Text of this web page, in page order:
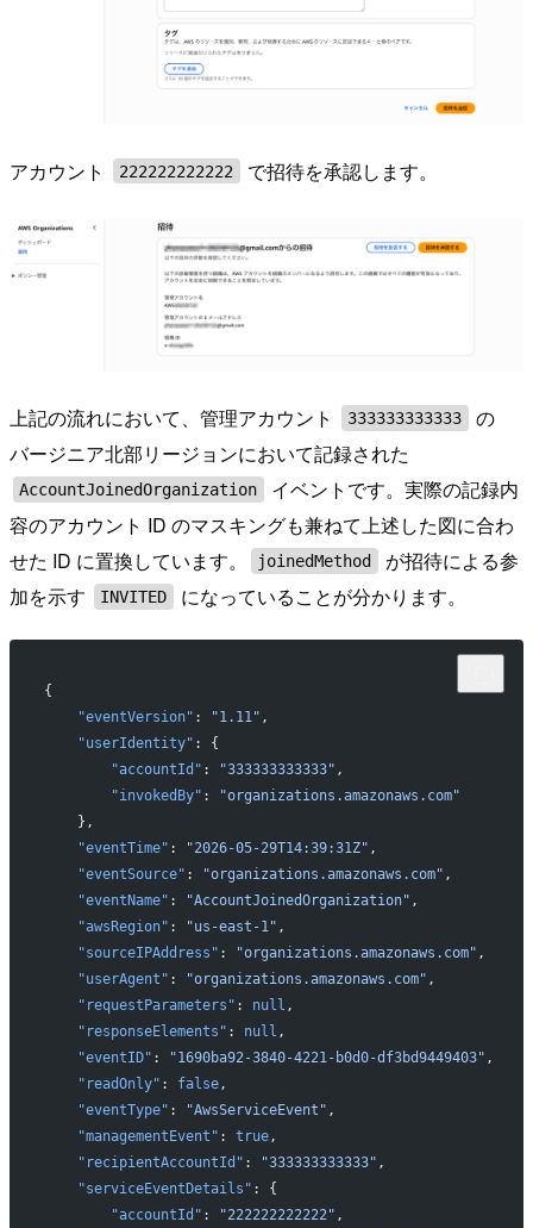
アカウント 222222222222 で招待を承認します。
上記の流れにおいて、管理アカウント 333333333333
の
バージニア北部リージョンにおいて記録された
AccountJoinedOrganization
イベントです。実際の記録内
容のアカウント ID のマスキングも兼ねて上述した図に合わ
せた ID に置換しています。
joinedMethod
が招待による参
加を示す
INVITED になっていることが分かります。
{
    "eventVersion"
: "1.11" ,
    "userIdentity"
: {
        "accountId"
: "333333333333" ,
        "invokedBy"
:
"organizations.amazonaws.com"
    },
    "eventTime"
: "2026-05-29T14:39:31Z" ,
    "eventSource"
: "organizations.amazonaws.com" ,
    "eventName"
: "AccountJoinedOrganization" ,
    "awsRegion"
: "us-east-1" ,
    "sourceIPAddress"
: "organizations.amazonaws.com" ,
    "userAgent"
: "organizations.amazonaws.com" ,
    "requestParameters"
: null ,
    "responseElements"
: null ,
    "eventID"
: "1690ba92-3840-4221-b0d0-df3bd9449403" ,
    "readOnly"
: false,
    "eventType"
: "AwsServiceEvent" ,
    "managementEvent"
: true,
    "recipientAccountId"
: "333333333333" ,
    "serviceEventDetails"
: {
        "accountId"
: "222222222222" ,